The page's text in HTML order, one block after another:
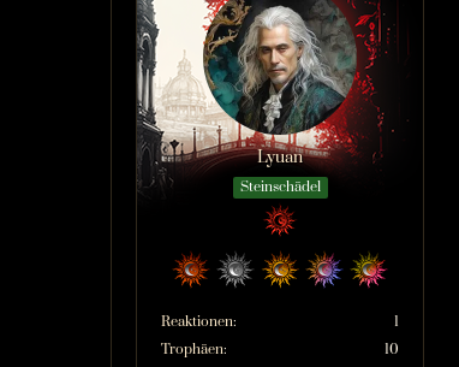
Lyuan
Steinschädel
Reaktionen
1
Trophäen
10